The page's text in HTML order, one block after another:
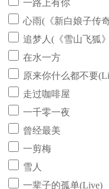
一路上有你
心雨(《新白娘子传
追梦人(《雪山飞狐
在水一方
原来你什么都不要
走过咖啡屋
一千零一夜
曾经最美
一剪梅
雪人
一辈子的孤单(Live)